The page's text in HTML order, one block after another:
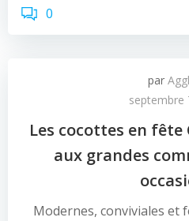
0
par
septembre
Les cocottes en fête
aux grandes
Modernes, conviviales et